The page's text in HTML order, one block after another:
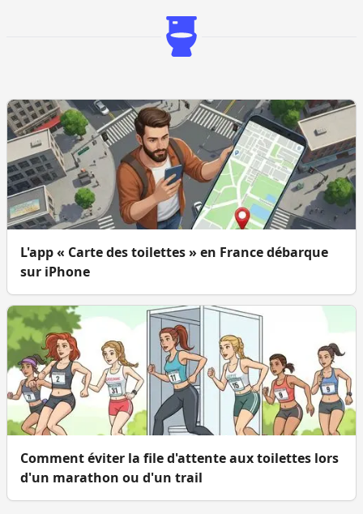
L'app « Carte des toilettes » en France débarque
sur iPhone
Comment éviter la file d'attente aux toilettes lors
d'un marathon ou d'un trail